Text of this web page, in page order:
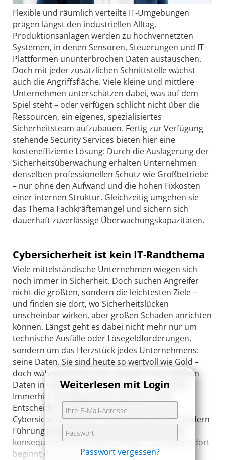
Flexible und räumlich verteilte IT-Umgebungen
prägen längst den industriellen Alltag.
Produktionsanlagen werden zu hochvernetzten
Systemen, in denen Sensoren, Steuerungen und IT-
Plattformen ununterbrochen Daten austauschen.
Doch mit jeder zusätzlichen Schnittstelle wächst
auch die Angriffsfläche. Viele kleine und mittlere
Unternehmen unterschätzen dabei, was auf dem
Spiel steht – oder verfügen schlicht nicht über die
Ressourcen, ein eigenes, spezialisiertes
Sicherheitsteam aufzubauen. Fertig zur Verfügung
stehende Security Services bieten hier eine
kosteneffiziente Lösung: Durch die Auslagerung der
Sicherheitsüberwachung erhalten Unternehmen
denselben professionellen Schutz wie Großbetriebe
– nur ohne den Aufwand und die hohen Fixkosten
einer internen Struktur. Gleichzeitig umgehen sie
das Thema Fachkräftemangel und sichern sich
dauerhaft zuverlässige Überwachungskapazitäten.
Cybersicherheit ist kein IT-Randthema
Viele mittelständische Unternehmen wiegen sich
noch immer in Sicherheit. Doch suchen Angreifer
nicht die größten, sondern die leichtesten Ziele –
und finden sie dort, wo Sicherheitslücken
unscheinbar wirken, aber großen Schaden anrichten
können. Längst geht es dabei nicht mehr nur um
technische Ausfälle oder Lösegeldforderungen,
sondern um das Herzstück jedes Unternehmens:
seine Daten. Sie sind heute so wertvoll wie Gold –
doch während Gold sicher verwahrt wird, bleiben
Daten in vielen Betrieben nahezu ungeschützt.
Immerhin: Das Bewusstsein wächst. Vielen
Entscheidern ist klar geworden, dass
Cybersicherheit kein IT-Thema am Rand ist, sondern
Führungsaufgabe. Was jedoch oft fehlt, ist die
konsequente Umsetzung im Alltag – und genau dort
beginnt das Risiko erneut.
Weiterlesen mit Login
Passwort vergessen?